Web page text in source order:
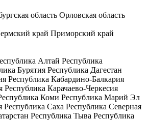
область Орловская область
край Приморский край
Алтай Республика
Бурятия Республика Дагестан
Республика Кабардино-Балкария
Республика Карачаево-Черкесия
Коми Республика Марий Эл
Республика Саха Республика Северная
Республика Тыва Республика